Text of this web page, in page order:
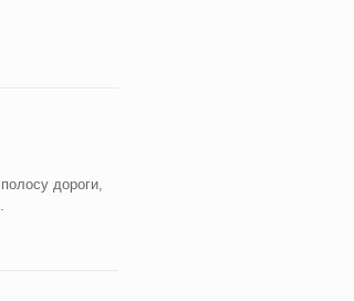
дороги,